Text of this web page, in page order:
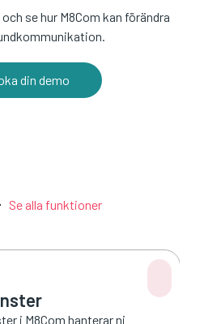
se hur M8Com kan förändra
din demo
Se alla funktioner
i M8Com hanterar ni